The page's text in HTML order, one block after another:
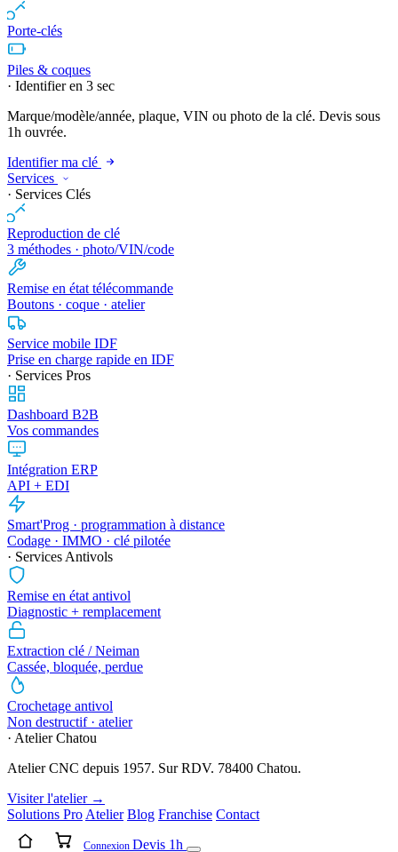
Porte-clés
Piles & coques
· Identifier en 3 sec
Marque/modèle/année, plaque, VIN ou photo de la clé. Devis sous
1h ouvrée.
Identifier ma clé
Services
· Services Clés
Reproduction de clé
3 méthodes · photo/VIN/code
Remise en état télécommande
Boutons · coque · atelier
Service mobile IDF
Prise en charge rapide en IDF
· Services Pros
Dashboard B2B
Vos commandes
Intégration ERP
API + EDI
Smart'Prog · programmation à distance
Codage · IMMO · clé pilotée
· Services Antivols
Remise en état antivol
Diagnostic + remplacement
Extraction clé / Neiman
Cassée, bloquée, perdue
Crochetage antivol
Non destructif · atelier
· Atelier Chatou
Atelier CNC depuis 1957. Sur RDV. 78400 Chatou.
Visiter l'atelier →
Solutions Pro Atelier Blog Franchise Contact
Connexion Devis 1h